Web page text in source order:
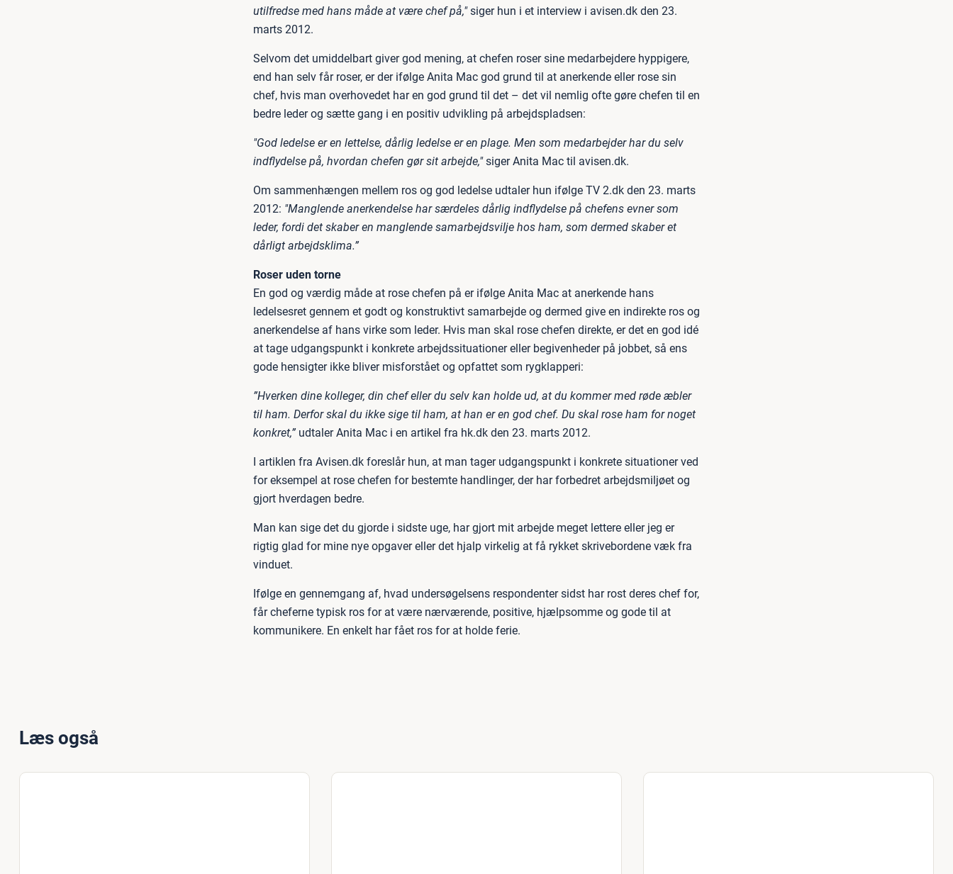
utilfredse med hans måde at være chef på,"siger hun i et interview i avisen.dk den 23.
marts 2012.
Selvom det umiddelbart giver god mening, at chefen roser sine medarbejdere hyppigere,
end han selv får roser, er der ifølge Anita Mac god grund til at anerkende eller rose sin
chef, hvis man overhovedet har en god grund til det – det vil nemlig ofte gøre chefen til en
bedre leder og sætte gang i en positiv udvikling på arbejdspladsen:
"God ledelse er en lettelse, dårlig ledelse er en plage. Men som medarbejder har du selv
indflydelse på, hvordan chefen gør sit arbejde,"siger Anita Mac til avisen.dk.
Om sammenhængen mellem ros og god ledelse udtaler hun ifølge TV 2.dk den 23. marts
2012: "Manglende anerkendelse har særdeles dårlig indflydelse på chefens evner som
leder, fordi det skaber en manglende samarbejdsvilje hos ham, som dermed skaber et
dårligt arbejdsklima.”
Roser uden torne
En god og værdig måde at rose chefen på er ifølge Anita Mac at anerkende hans
ledelsesret gennem et godt og konstruktivt samarbejde og dermed give en indirekte ros og
anerkendelse af hans virke som leder. Hvis man skal rose chefen direkte, er det en god idé
at tage udgangspunkt i konkrete arbejdssituationer eller begivenheder på jobbet, så ens
gode hensigter ikke bliver misforstået og opfattet som rygklapperi:
”Hverken dine kolleger, din chef eller du selv kan holde ud, at du kommer med røde æbler
til ham. Derfor skal du ikke sige til ham, at han er en god chef. Du skal rose ham for noget
konkret,” udtaler Anita Mac i en artikel fra hk.dk den 23. marts 2012.
I artiklen fra Avisen.dk foreslår hun, at man tager udgangspunkt i konkrete situationer ved
for eksempel at rose chefen for bestemte handlinger, der har forbedret arbejdsmiljøet og
gjort hverdagen bedre.
Man kan sige det du gjorde i sidste uge, har gjort mit arbejde meget lettere eller jeg er
rigtig glad for mine nye opgaver eller det hjalp virkelig at få rykket skrivebordene væk fra
vinduet.
Ifølge en gennemgang af, hvad undersøgelsens respondenter sidst har rost deres chef for,
får cheferne typisk ros for at være nærværende, positive, hjælpsomme og gode til at
kommunikere. En enkelt har fået ros for at holde ferie.
Læs også